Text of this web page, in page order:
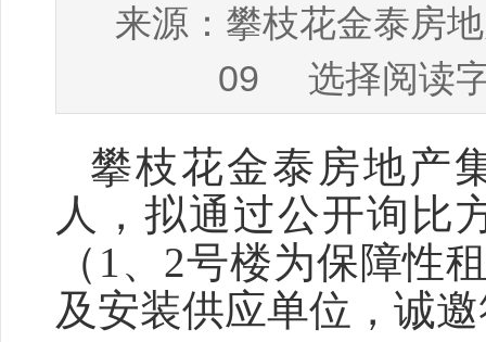
来源： 攀枝花金泰房
09 选择阅读
攀枝花金泰房地产
人，拟通过公开询比
（1、2号楼为保障性
及安装供应单位，诚